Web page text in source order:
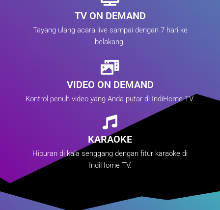
TV ON DEMAND
Tayang ulang acara live sampai dengan 7 hari ke
belakang.
VIDEO ON DEMAND
Kontrol penuh video yang Anda putar di IndiHome TV.
KARAOKE
Hiburan di kala senggang dengan fitur karaoke di
IndiHome TV.